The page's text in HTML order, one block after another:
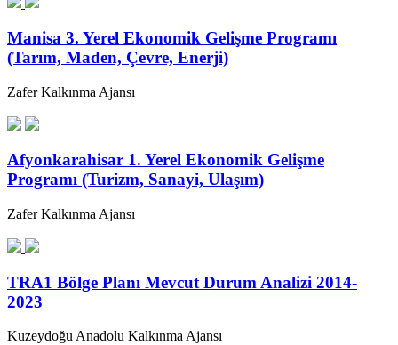
Manisa 3. Yerel Ekonomik Gelişme Programı
(Tarım, Maden, Çevre, Enerji)
Zafer Kalkınma Ajansı
Afyonkarahisar 1. Yerel Ekonomik Gelişme
Programı (Turizm, Sanayi, Ulaşım)
Zafer Kalkınma Ajansı
TRA1 Bölge Planı Mevcut Durum Analizi 2014-
2023
Kuzeydoğu Anadolu Kalkınma Ajansı